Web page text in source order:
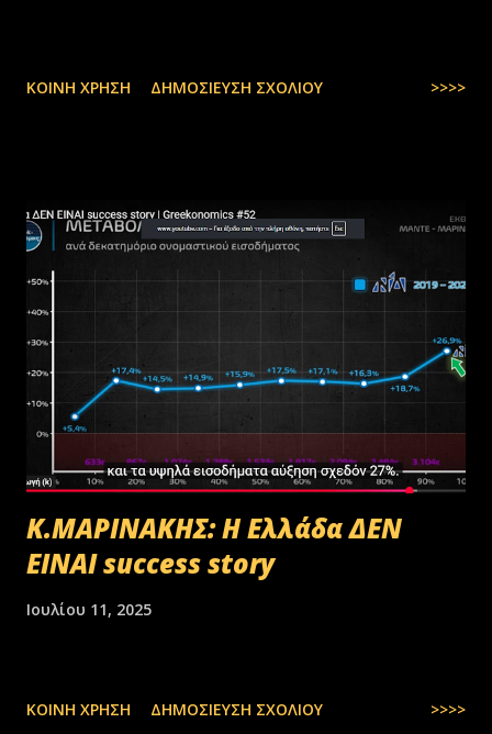
ΚΟΙΝΉ ΧΡΉΣΗ ΔΗΜΟΣΊΕΥΣΗ ΣΧΟΛΊΟΥ >>>>
Κ.ΜΑΡΙΝΑΚΗΣ: Η Ελλάδα ΔΕΝ
ΕΙΝΑΙ success story
Ιουλίου 11, 2025
ΚΟΙΝΉ ΧΡΉΣΗ ΔΗΜΟΣΊΕΥΣΗ ΣΧΟΛΊΟΥ >>>>